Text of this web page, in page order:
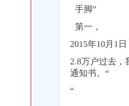
手脚”
第一，
2015年10月1
2.8万户过去，
通知书。“
“